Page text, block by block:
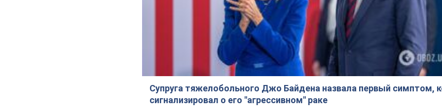
Супруга тяжелобольного Джо Байдена назвала первый симптом,
сигнализировал о его "агрессивном" раке